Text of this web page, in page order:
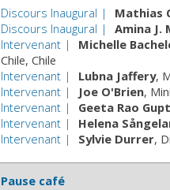
Discours Inaugural
Mathias
Discours Inaugural
Amina J.
Intervenant
Michelle
Chile Chile
Intervenant
Lubna Jaffery
Intervenant
Joe O'Brien
Intervenant
Geeta Rao
Intervenant
Helena
Intervenant
Sylvie Durrer
Pause café